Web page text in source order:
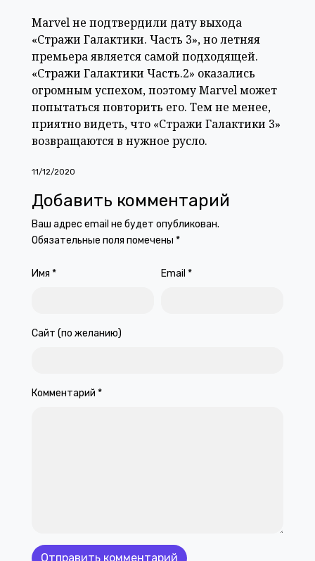
Marvel не подтвердили дату выхода
«Стражи Галактики. Часть 3», но летняя
премьера является самой подходящей.
«Стражи Галактики Часть.2» оказались
огромным успехом, поэтому Marvel может
попытаться повторить его. Тем не менее,
приятно видеть, что «Стражи Галактики 3»
возвращаются в нужное русло.
11/12/2020
Добавить комментарий
Ваш адрес email не будет опубликован.
Обязательные поля помечены *
Имя * Email *
Сайт (по желанию)
Комментарий *